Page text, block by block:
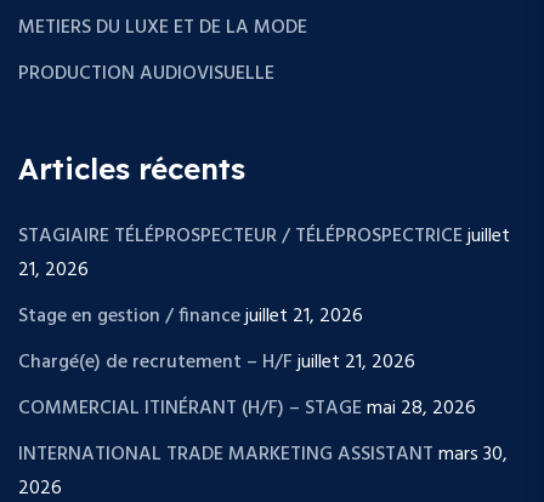
METIERS DU LUXE ET DE LA MODE
PRODUCTION AUDIOVISUELLE
Articles récents
STAGIAIRE TÉLÉPROSPECTEUR / TÉLÉPROSPECTRICEjuillet
21, 2026
Stage en gestion / financejuillet 21, 2026
Chargé(e) de recrutement – H/Fjuillet 21, 2026
COMMERCIAL ITINÉRANT (H/F) – STAGEmai 28, 2026
INTERNATIONAL TRADE MARKETING ASSISTANTmars 30,
2026